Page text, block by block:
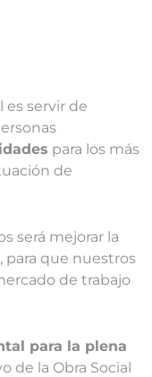
es servir de
para los más
de
será mejorar la
para que nuestros
de trabajo
para la plena
de la Obra Social